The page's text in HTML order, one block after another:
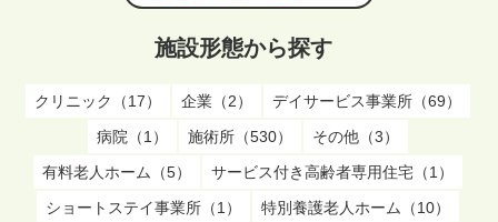
施設形態から探す
クリニック（17） 企業（2）
デイサービス事業所（69）
病院（1）
施術所（530）
その他（3）
有料老人ホーム（5）
サービス付き高齢者専用住宅（1）
ショートステイ事業所（1）
特別養護老人ホーム（10）